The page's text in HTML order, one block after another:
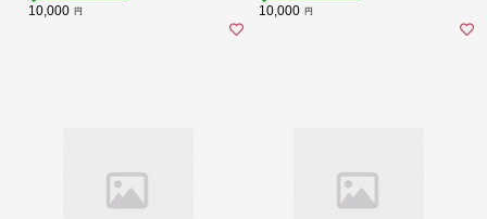
10,000 円 10,000 円